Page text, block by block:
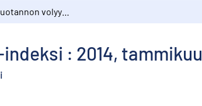
: 2014, tammikuu